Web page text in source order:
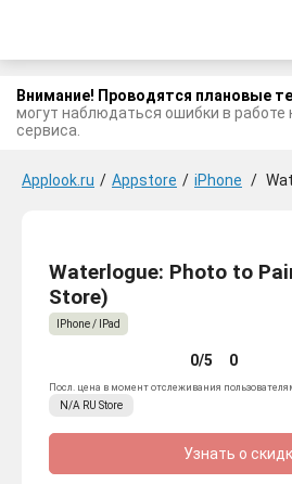
Внимание! Проводятся плановые
могут наблюдаться ошибки в работе
сервиса.
Applook.ru / Appstore / iPhone /
Waterlogue: Photo to
Store)
IPhone / IPad
0/5 0
Посл. цена в момент отслеживания
N/A RU Store
Узнать о